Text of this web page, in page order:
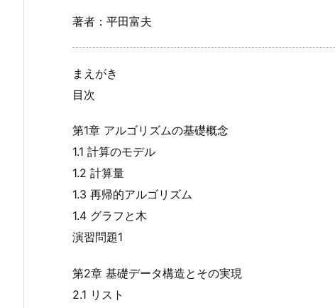
著者：平田富夫
まえがき
目次
第1章 アルゴリズムの基礎概念
1.1 計算のモデル
1.2 計算量
1.3 再帰的アルゴリズム
1.4 グラフと木
演習問題1
第2章 基礎データ構造とその実現
2.1 リスト